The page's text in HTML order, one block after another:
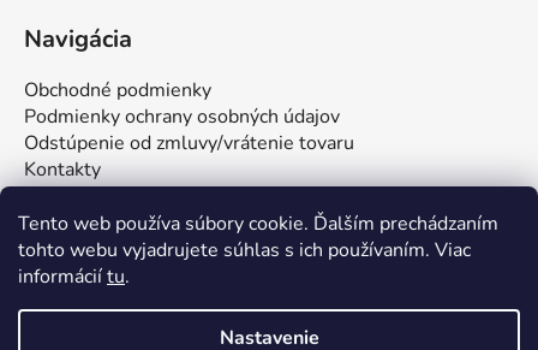
Tento web používa súbory cookie. Ďalším prechádzaním
tohto webu vyjadrujete súhlas s ich používaním. Viac
informáciítu.
Nastavenie
e
Navigácia
Obchodné podmienky
Podmienky ochrany osobných údajov
Odstúpenie od zmluvy/vrátenie tovaru
Kontakty